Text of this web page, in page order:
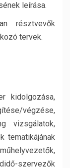
leírása.
résztvevők
tervek.
kidolgozása,
végzése,
vizsgálatok,
tematikájának
szervezők